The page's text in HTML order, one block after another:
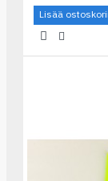
Lisää